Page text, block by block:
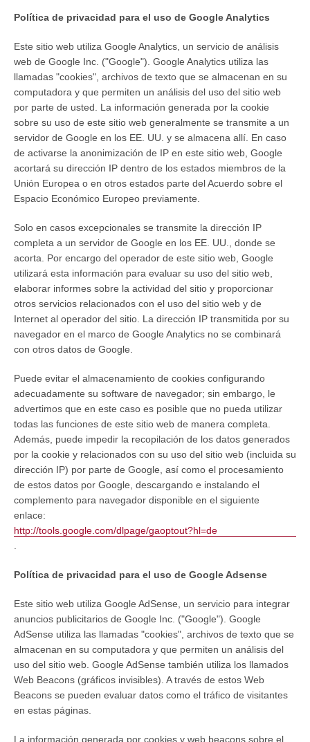
Política de privacidad para el uso de Google Analytics
Este sitio web utiliza Google Analytics, un servicio de análisis
web de Google Inc. ("Google"). Google Analytics utiliza las
llamadas "cookies", archivos de texto que se almacenan en su
computadora y que permiten un análisis del uso del sitio web
por parte de usted. La información generada por la cookie
sobre su uso de este sitio web generalmente se transmite a un
servidor de Google en los EE. UU. y se almacena allí. En caso
de activarse la anonimización de IP en este sitio web, Google
acortará su dirección IP dentro de los estados miembros de la
Unión Europea o en otros estados parte del Acuerdo sobre el
Espacio Económico Europeo previamente.
Solo en casos excepcionales se transmite la dirección IP
completa a un servidor de Google en los EE. UU., donde se
acorta. Por encargo del operador de este sitio web, Google
utilizará esta información para evaluar su uso del sitio web,
elaborar informes sobre la actividad del sitio y proporcionar
otros servicios relacionados con el uso del sitio web y de
Internet al operador del sitio. La dirección IP transmitida por su
navegador en el marco de Google Analytics no se combinará
con otros datos de Google.
Puede evitar el almacenamiento de cookies configurando
adecuadamente su software de navegador; sin embargo, le
advertimos que en este caso es posible que no pueda utilizar
todas las funciones de este sitio web de manera completa.
Además, puede impedir la recopilación de los datos generados
por la cookie y relacionados con su uso del sitio web (incluida su
dirección IP) por parte de Google, así como el procesamiento
de estos datos por Google, descargando e instalando el
complemento para navegador disponible en el siguiente
enlace:
http://tools.google.com/dlpage/gaoptout?hl=de
Política de privacidad para el uso de Google Adsense
Este sitio web utiliza Google AdSense, un servicio para integrar
anuncios publicitarios de Google Inc. ("Google"). Google
AdSense utiliza las llamadas "cookies", archivos de texto que se
almacenan en su computadora y que permiten un análisis del
uso del sitio web. Google AdSense también utiliza los llamados
Web Beacons (gráficos invisibles). A través de estos Web
Beacons se pueden evaluar datos como el tráfico de visitantes
en estas páginas.
La información generada por cookies y web beacons sobre el